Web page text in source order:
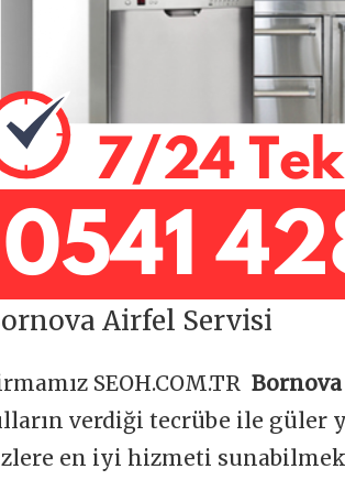
Airfel Servisi
SEOH.COM.TR
verdiği tecrübe ile
en iyi hizmeti